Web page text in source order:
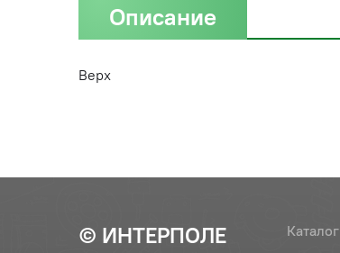
Описание
Верх
© ИНТЕРПОЛЕ Каталог